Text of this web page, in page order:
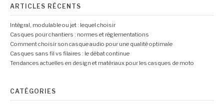
ARTICLES RÉCENTS
Intégral, modulable ou jet : lequel choisir
Casques pour chantiers : normes et réglementations
Comment choisir son casque audio pour une qualité optimale
Casques sans fil vs filaires : le débat continue
Tendances actuelles en design et matériaux pour les casques de moto
CATÉGORIES